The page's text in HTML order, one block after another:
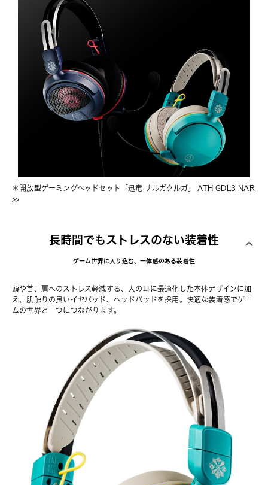
＊ 開放型ゲーミングヘッドセット「迅竜 ナルガクルガ」 ATH-GDL3 NAR
>>
長時間でもストレスのない装着性
ゲーム世界に入り込む、一体感のある装着性
頭や首、肩へのストレス軽減する、人の耳に最適化した本体デザインに加
え、肌触りの良いイヤパッド、ヘッドパッドを採用。快適な装着感でゲー
ムの世界と一つにつながります。